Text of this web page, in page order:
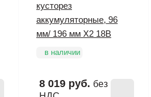
кусторез
аккумуляторные, 96
мм/ 196 мм X2 18В
в наличии
8 019 руб. без